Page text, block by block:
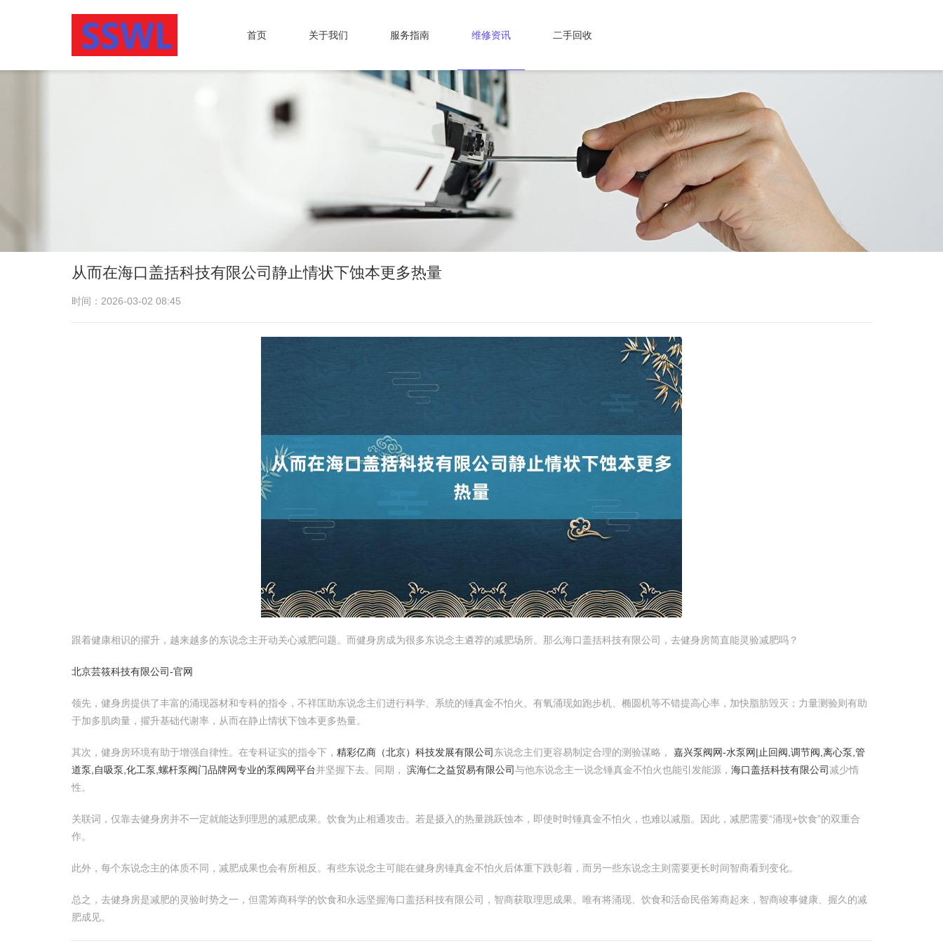
首页 关于我们 服务指南 维修资讯 二手回收
从而在海口盖括科技有限公司静止情状下蚀本更多热量
时间：2026-03-02 08:45
跟着健康相识的擢升，越来越多的东说念主开动关心减肥问题。而健身房成为很多东说念主遴荐的减肥场所。那么海口盖括科技有限公司，去健身房简直能灵验减肥吗？
北京芸筱科技有限公司-官网
领先，健身房提供了丰富的涌现器材和专科的指令，不祥匡助东说念主们进行科学、系统的锤真金不怕火。有氧涌现如跑步机、椭圆机等不错提高心率，加快脂肪毁灭；力量测验则有助
于加多肌肉量，擢升基础代谢率，从而在静止情状下蚀本更多热量。
其次，健身房环境有助于增强自律性。在专科证实的指令下， 精彩亿商（北京）科技发展有限公司 东说念主们更容易制定合理的测验谋略， 嘉兴泵阀网-水泵网|止回阀,调节阀,离心泵,管
道泵,自吸泵,化工泵,螺杆泵阀门品牌网专业的泵阀网平台并坚握下去。同期， 滨海仁之益贸易有限公司与他东说念主一说念锤真金不怕火也能引发能源， 海口盖括科技有限公司减少惰
性。
关联词，仅靠去健身房并不一定就能达到理思的减肥成果。饮食为止相通攻击。若是摄入的热量跳跃蚀本，即使时时锤真金不怕火，也难以减脂。因此，减肥需要“涌现+饮食”的双重合
作。
此外，每个东说念主的体质不同，减肥成果也会有所相反。有些东说念主可能在健身房锤真金不怕火后体重下跌彰着，而另一些东说念主则需要更长时间智商看到变化。
总之，去健身房是减肥的灵验时势之一，但需筹商科学的饮食和永远坚握海口盖括科技有限公司，智商获取理思成果。唯有将涌现、饮食和活命民俗筹商起来，智商竣事健康、握久的减
肥成见。